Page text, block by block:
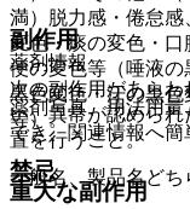
満）脱力感・倦怠
変色・痰の変色・口
便の変色等（唾液
黒色変色・汗の黒
等）。
禁忌
副作用
次の副作用があら
い、異常が認めら
置を行うこと。
重大な副作用
薬剤情報
薬剤写真、用法用
でき、関連情報へ簡
一般名、製品名どち